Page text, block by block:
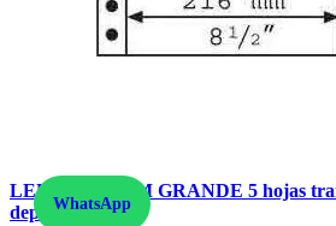
LEUCHTTURM GRANDE 5 hojas
departamentos.
WhatsApp